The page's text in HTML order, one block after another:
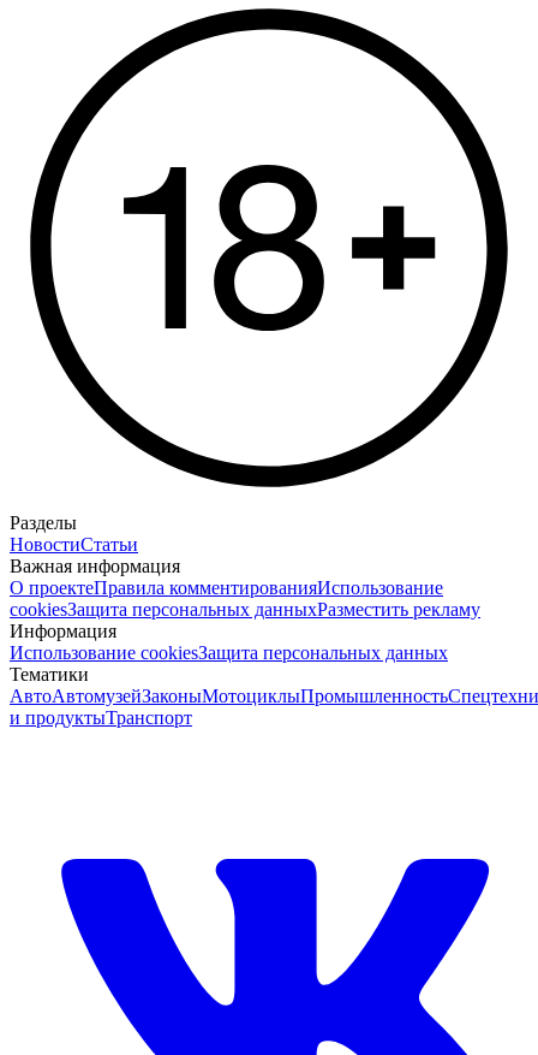
Разделы
НовостиСтатьи
Важная информация
О проектеПравила комментированияИспользование
cookiesЗащита персональных данныхРазместить рекламу
Информация
Использование cookiesЗащита персональных данных
Тематики
АвтоАвтомузейЗаконыМотоциклыПромышленность
и продуктыТранспорт